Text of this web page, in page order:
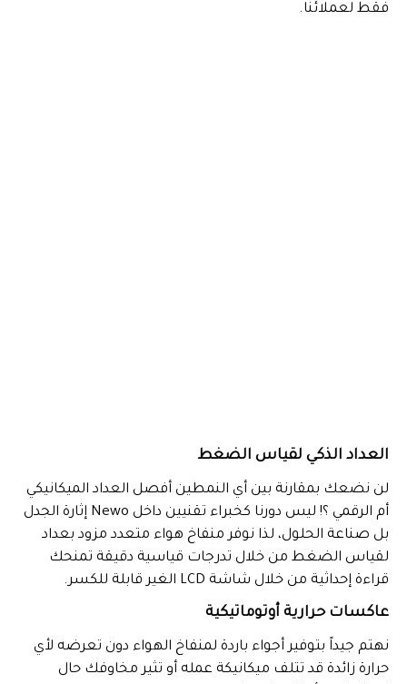
فقط لعملائنا.
العداد الذكي لقياس الضغط
لن نضعك بمقارنة بين أي النمطين أفصل العداد الميكانيكي
أم الرقمي ؟! ليس دورنا كخبراء تقنيين داخل Newo إثارة الجدل
بل صناعة الحلول، لذا نوفر منفاخ هواء متعدد مزود بعداد
لقياس الضغط من خلال تدرجات قياسية دقيقة تمنحك
قراءة إحداثية من خلال شاشة LCD الغير قابلة للكسر.
عاكسات حرارية أوتوماتيكية
نهتم جيداً بتوفير أجواء باردة لمنفاخ الهواء دون تعرضه لأي
حرارة زائدة قد تتلف ميكانيكة عمله أو تثير مخاوفك حال